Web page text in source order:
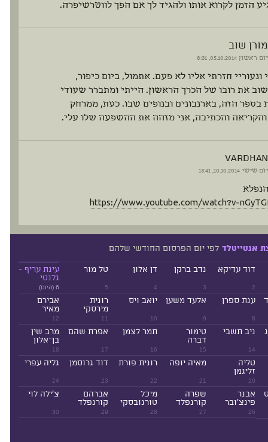
הזמן לקרוא אותו ולהגיד לך אם הפך לווטרשיפרה.
מורן שוב
יום ראשון
ונעוריי חזרתי אליו לא פעם. אתמול, ביום כיפור,
את רובו של הכרך הראשון. הייתי ומתברר שעודי
בספר הזה, בארנבונים ובנופים שבו. כעת, ממרחק
והכתיבה, אני מזהה את ההשפעה שלו עלי.
vardhan
יום שישי
https://www.youtube.com/
אנטייטלד לפי יום הפרסום החודשי שלהם
2
דוד עדיקא
3
נדב ברקן
4
דן אלון
5
טל מור
6 (היום)
עינת עריף -
גלנטי
8
ענת ספרן
9
אלעד משען
10
יואב ויס
11
רונית
מירסקי
12
אבירם
מאיר
14
ניב תשבי
15
טימור
דברה
16
תמר לצמן
17
אפרת שהם
18
מרב שין
בן־אלון
20
טליה
זליגמן
21
מאיה יופה
22
רונית פורת
23
דוד גרוסמן
24
גליה עפרי
26
אבנר
פינצ'ובר
27
שפרה
קורנפלד
28
מיכל
טורנובסקי
29
אברהם
קורנפלד
30
צ'ילה לוי